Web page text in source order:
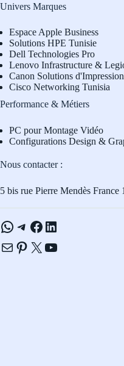
Univers Marques
Espace Apple Business
Solutions HPE Tunisie
Dell Technologies Pro
Lenovo Infrastructure &
Canon Solutions d'Impression
Cisco Networking Tunisia
Performance & Métiers
PC pour Montage Vidéo
Configurations Design &
Nous contacter :
5 bis rue Pierre Mendès
WhatsApp
Telegram
Facebook
LinkedIn
E-mailPinterest
X YouTube